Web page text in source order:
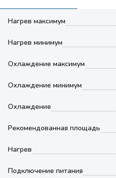
Нагрев максимум
Нагрев минимум
Охлаждение максимум
Охлаждение минимум
Охлаждение
Рекомендованная площадь
Нагрев
Подключение питания